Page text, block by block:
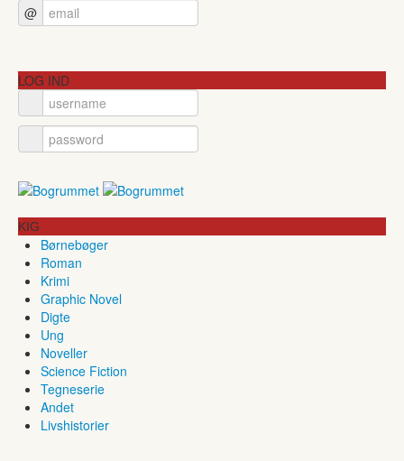
@
LOG IND
KIG
Børnebøger
Roman
Krimi
Graphic Novel
Digte
Ung
Noveller
Science Fiction
Tegneserie
Andet
Livshistorier